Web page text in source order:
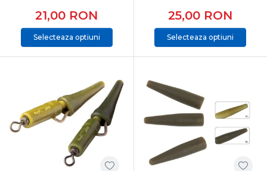
21,00 RON
Selecteaza optiuni
25,00 RON
Selecteaza optiuni